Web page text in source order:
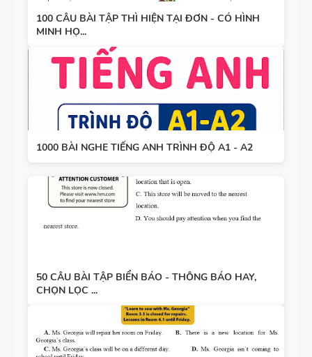
100 CÂU BÀI TẬP THÌ HIỆN TẠI ĐƠN - CÓ HÌNH
MINH HỌ...
1000 BÀI NGHE TIẾNG ANH TRÌNH ĐỘ A1 - A2
50 CÂU BÀI TẬP BIỂN BÁO - THÔNG BÁO HAY,
CHỌN LỌC ...